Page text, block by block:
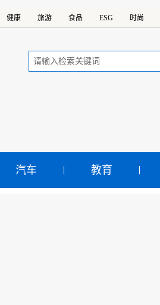
健康 旅游 食品 ESG 时尚
汽车 教育